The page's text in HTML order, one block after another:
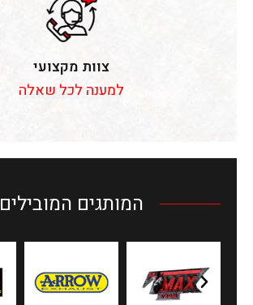
צוות מקצועי
למענה לכל שאלה
המותגים המובילים